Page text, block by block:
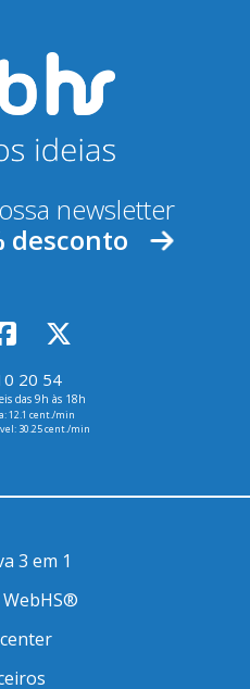
newsletter
desconto
20 54
das 9h às 18h
12.1 cent./min
30.25 cent./min
3 em 1